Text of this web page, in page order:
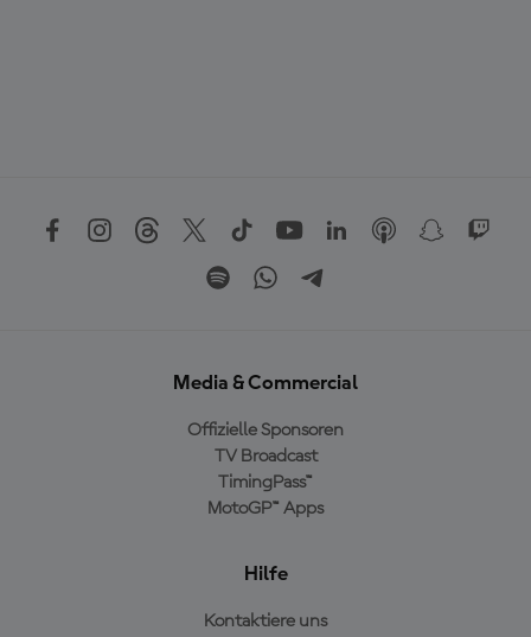
Media & Commercial
Offizielle Sponsoren
TV Broadcast
TimingPass™
MotoGP™ Apps
Hilfe
Kontaktiere uns